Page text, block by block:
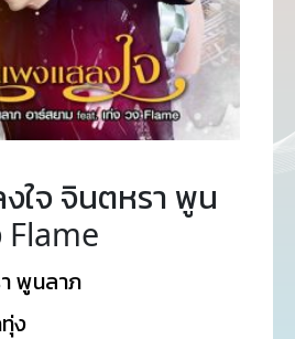
ใจ จินตหรา พูน
Flame
พูนลาภ
ง